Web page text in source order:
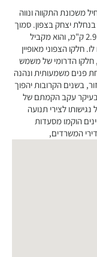
משכונת התקווה ונווה
בנחלת יצחק בצפון. סמוך
למחלף הרכבת בנתיבי איילון, אורכו של הרחוב הוא 2.9 ק"מ, והוא מקביל
חלקו הצפוני מאופיין
חלקו הדרומי של משמש
פנים משמעותית ונהנה
בשנים הקרובות יהפוך
בעיקר עקב הקמתם של
לצירי תנועה
הוקמו מסעדות
המשרדים,